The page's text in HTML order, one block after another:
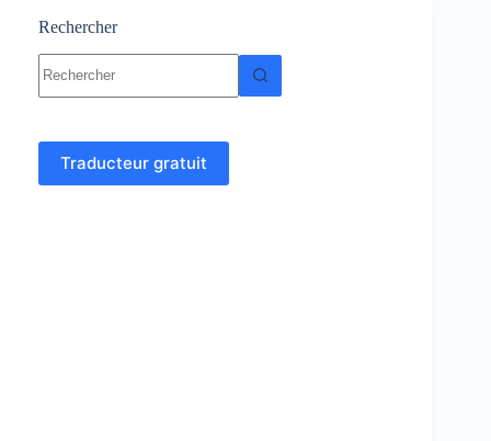
Exercices-
Rechercher
résultat
Traducteur gratuit